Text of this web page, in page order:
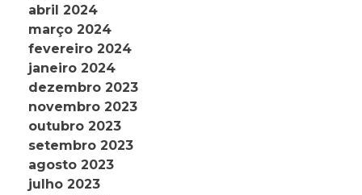
abril 2024
março 2024
fevereiro 2024
janeiro 2024
dezembro 2023
novembro 2023
outubro 2023
setembro 2023
agosto 2023
julho 2023